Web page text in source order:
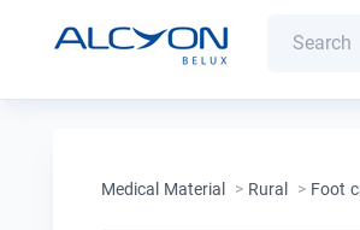
Medical Material > Rural > Foot